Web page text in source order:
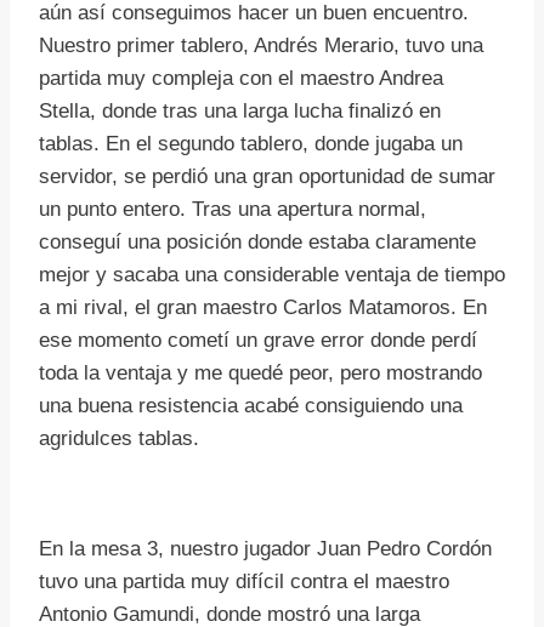
aún así conseguimos hacer un buen encuentro.
Nuestro primer tablero, Andrés Merario, tuvo una
partida muy compleja con el maestro Andrea
Stella, donde tras una larga lucha finalizó en
tablas. En el segundo tablero, donde jugaba un
servidor, se perdió una gran oportunidad de sumar
un punto entero. Tras una apertura normal,
conseguí una posición donde estaba claramente
mejor y sacaba una considerable ventaja de tiempo
a mi rival, el gran maestro Carlos Matamoros. En
ese momento cometí un grave error donde perdí
toda la ventaja y me quedé peor, pero mostrando
una buena resistencia acabé consiguiendo una
agridulces tablas.
En la mesa 3, nuestro jugador Juan Pedro Cordón
tuvo una partida muy difícil contra el maestro
Antonio Gamundi, donde mostró una larga